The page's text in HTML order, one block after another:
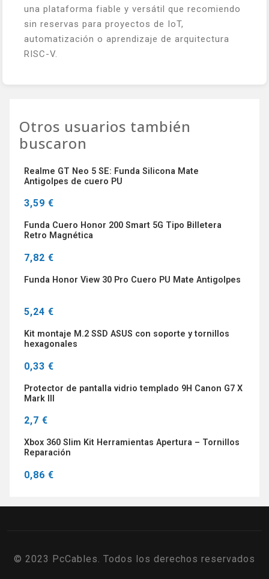
una plataforma fiable y versátil que recomiendo
sin reservas para proyectos de IoT,
automatización o aprendizaje de arquitectura
RISC-V.
Otros usuarios también
buscaron
Realme GT Neo 5 SE: Funda Silicona Mate
Antigolpes de cuero PU
3,59 €
Funda Cuero Honor 200 Smart 5G Tipo Billetera
Retro Magnética
7,82 €
Funda Honor View 30 Pro Cuero PU Mate Antigolpes
5,24 €
Kit montaje M.2 SSD ASUS con soporte y tornillos
hexagonales
0,33 €
Protector de pantalla vidrio templado 9H Canon G7 X
Mark III
2,7 €
Xbox 360 Slim Kit Herramientas Apertura – Tornillos
Reparación
0,86 €
© 2023 PcCables. Todos los derechos reservados